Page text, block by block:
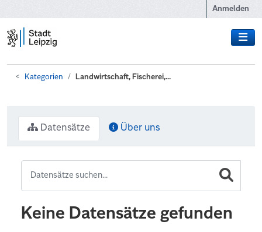
Anmelden
Kategorien Landwirtschaft, Fischerei,...
Datensätze Über uns
Keine Datensätze gefunden